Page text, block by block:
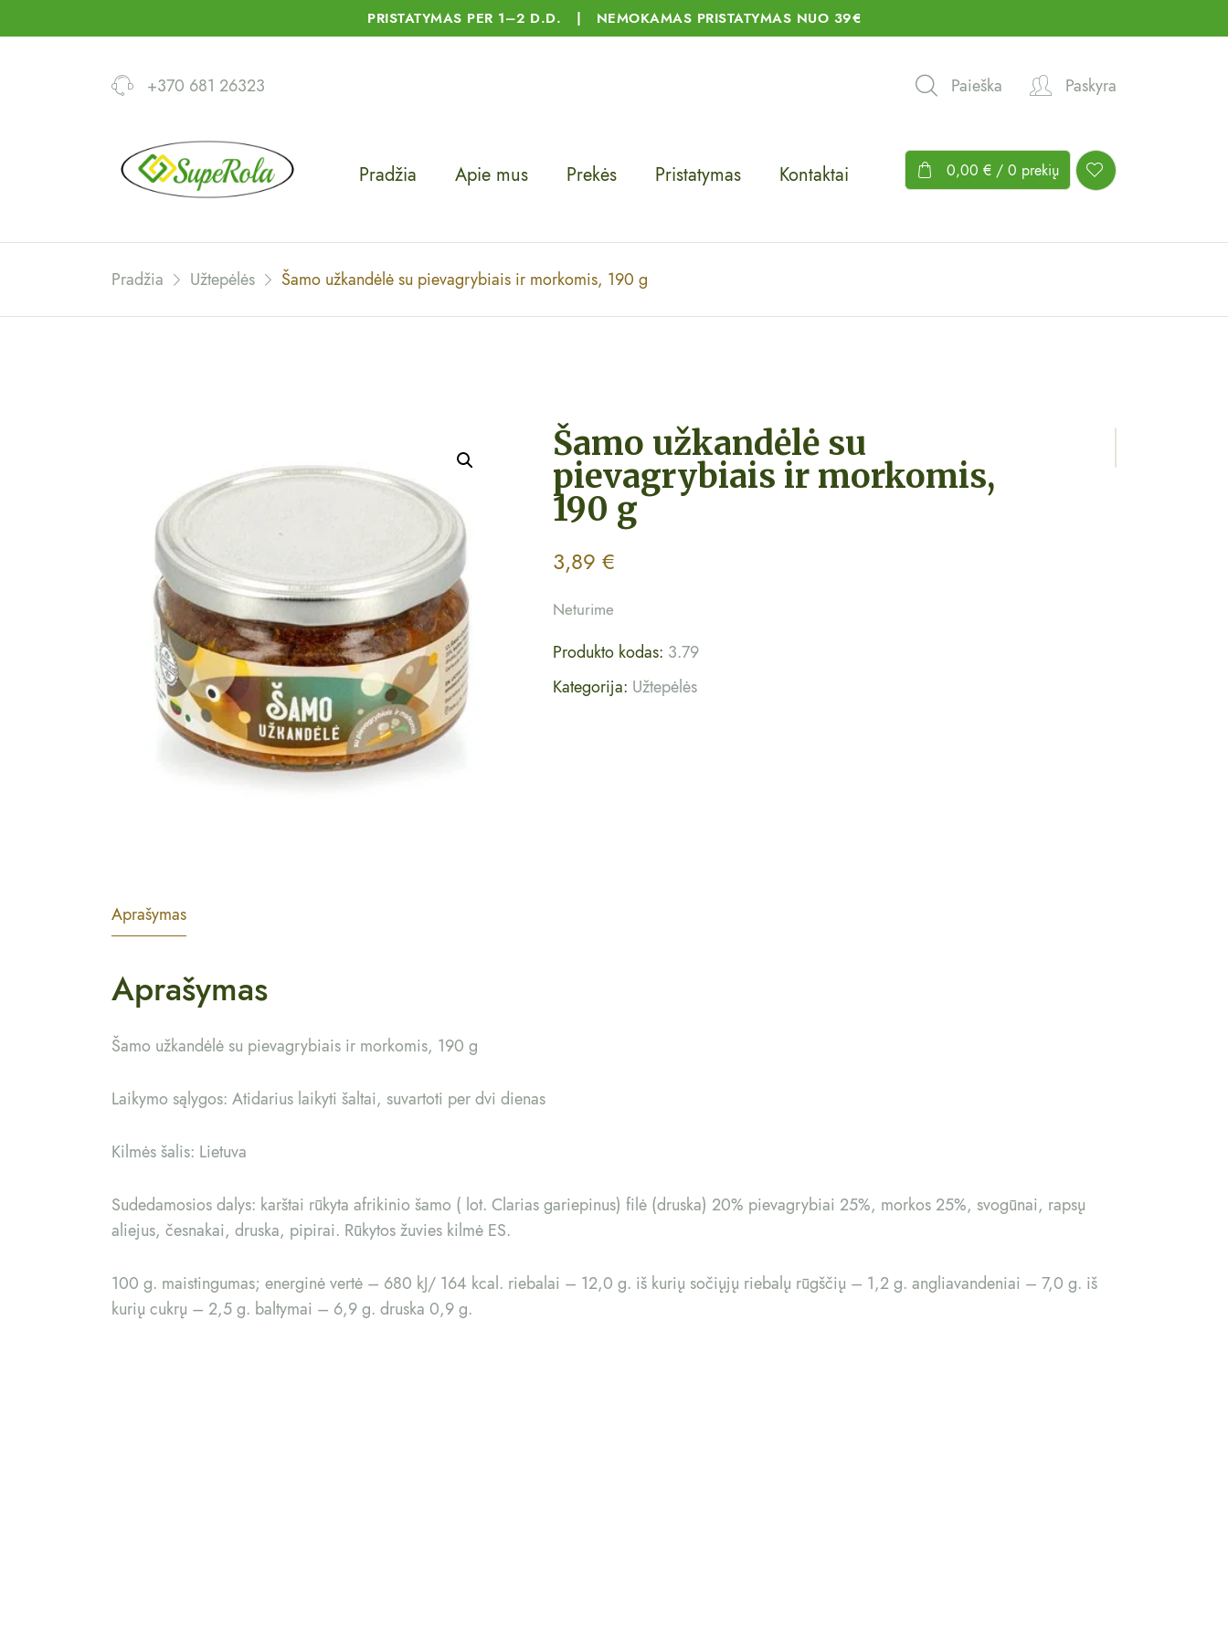
PRISTATYMAS PER 1–2 D.D. | NEMOKAMAS PRISTATYMAS NUO 39€
+370 681 26323 Paieška Paskyra
Pradžia Apie mus Prekės Pristatymas Kontaktai 0,00 € / 0 prekių
Pradžia Užtepėlės Šamo užkandėlė su pievagrybiais ir morkomis, 190 g
Šamo užkandėlė su
pievagrybiais ir morkomis,
190 g
3,89€
Neturime
Produkto kodas: 3.79
Kategorija: Užtepėlės
Aprašymas
Aprašymas
Šamo užkandėlė su pievagrybiais ir morkomis, 190 g
Laikymo sąlygos: Atidarius laikyti šaltai, suvartoti per dvi dienas
Kilmės šalis: Lietuva
Sudedamosios dalys: karštai rūkyta afrikinio šamo ( lot. Clarias gariepinus) filė (druska) 20% pievagrybiai 25%, morkos 25%, svogūnai, rapsų
aliejus, česnakai, druska, pipirai. Rūkytos žuvies kilmė ES.
100 g. maistingumas; energinė vertė – 680 kJ/ 164 kcal. riebalai – 12,0 g. iš kurių sočiųjų riebalų rūgščių – 1,2 g. angliavandeniai – 7,0 g. iš
kurių cukrų – 2,5 g. baltymai – 6,9 g. druska 0,9 g.